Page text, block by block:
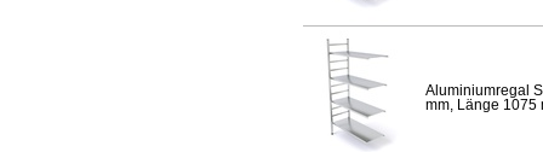
Aluminiumregal
mm, Länge 1075